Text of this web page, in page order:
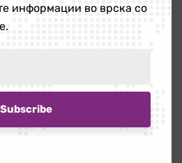
информации во врска со